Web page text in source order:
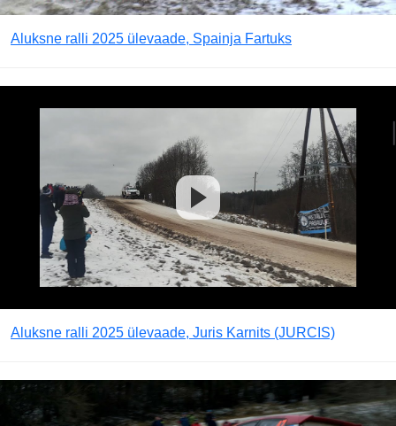
Aluksne ralli 2025 ülevaade, Spainja Fartuks
Aluksne ralli 2025 ülevaade, Juris Karnits (JURCIS)